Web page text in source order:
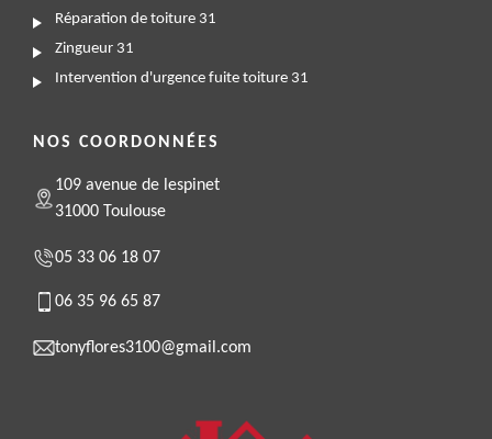
Réparation de toiture 31
Zingueur 31
Intervention d'urgence fuite toiture 31
NOS COORDONNÉES
109 avenue de lespinet
31000 Toulouse
05 33 06 18 07
06 35 96 65 87
tonyflores3100@gmail.com